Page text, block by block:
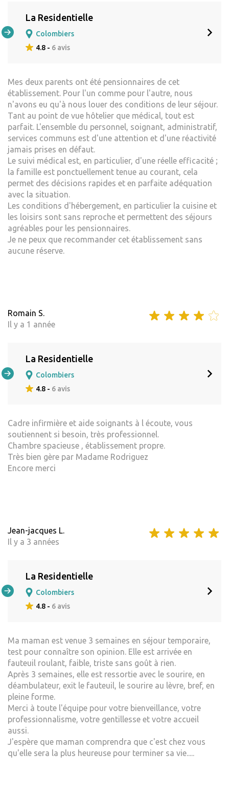
La Residentielle
Colombiers
4.8 - 6 avis
Mes deux parents ont été pensionnaires de cet
établissement. Pour l'un comme pour l'autre, nous
n'avons eu qu'à nous louer des conditions de leur séjour.
Tant au point de vue hôtelier que médical, tout est
parfait. L'ensemble du personnel, soignant, administratif,
services communs est d'une attention et d'une réactivité
jamais prises en défaut.
Le suivi médical est, en particulier, d'une réelle efficacité ;
la famille est ponctuellement tenue au courant, cela
permet des décisions rapides et en parfaite adéquation
avec la situation.
Les conditions d'hébergement, en particulier la cuisine et
les loisirs sont sans reproche et permettent des séjours
agréables pour les pensionnaires.
Je ne peux que recommander cet établissement sans
aucune réserve.
Romain S.
Il y a 1 année
La Residentielle
Colombiers
4.8 - 6 avis
Cadre infirmière et aide soignants à l écoute, vous
soutiennent si besoin, très professionnel.
Chambre spacieuse , établissement propre.
Très bien gère par Madame Rodriguez
Encore merci
Jean-jacques L.
Il y a 3 années
La Residentielle
Colombiers
4.8 - 6 avis
Ma maman est venue 3 semaines en séjour temporaire,
test pour connaître son opinion. Elle est arrivée en
fauteuil roulant, faible, triste sans goût à rien.
Après 3 semaines, elle est ressortie avec le sourire, en
déambulateur, exit le fauteuil, le sourire au lèvre, bref, en
pleine forme.
Merci à toute l'équipe pour votre bienveillance, votre
professionnalisme, votre gentillesse et votre accueil
aussi.
J'espère que maman comprendra que c'est chez vous
qu'elle sera la plus heureuse pour terminer sa vie.....